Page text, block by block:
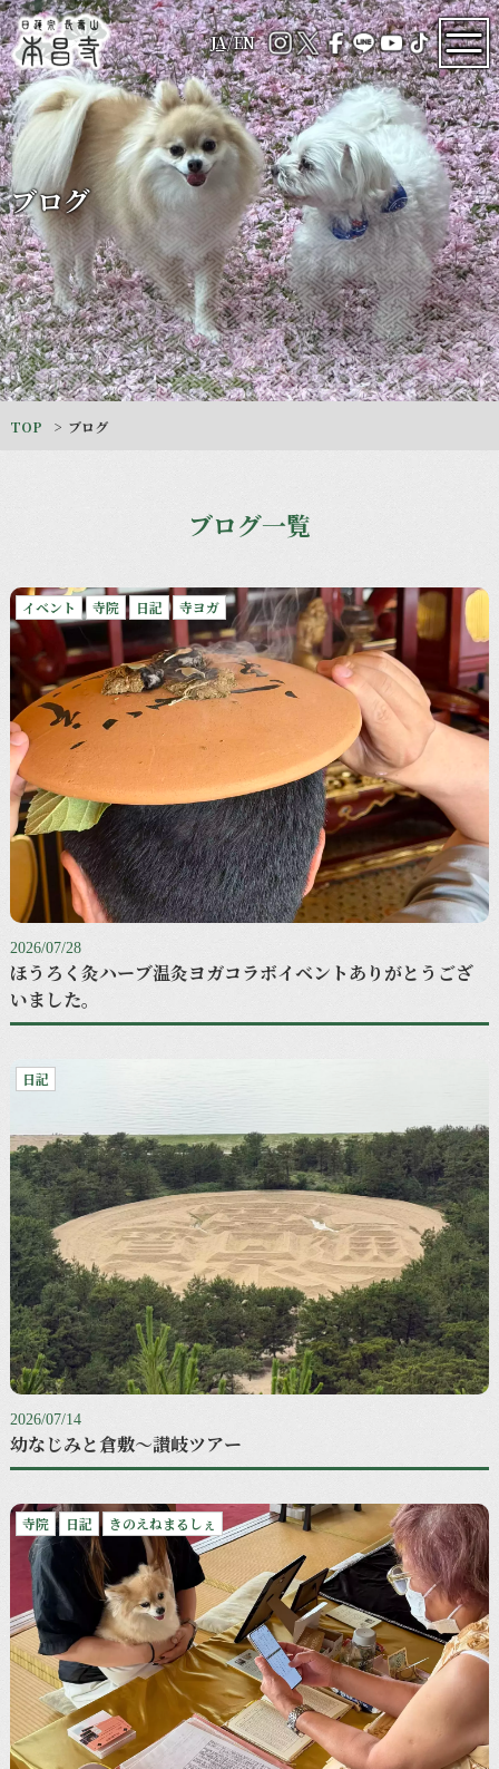
JA/EN
ブログ
TOP ブログ
ブログ一覧
イベント 寺院 日記 寺ヨガ
2026/07/28
ほうろく灸ハーブ温灸ヨガコラボイベントありがとうござ
いました。
日記
2026/07/14
幼なじみと倉敷〜讃岐ツアー
寺院 日記 きのえねまるしぇ